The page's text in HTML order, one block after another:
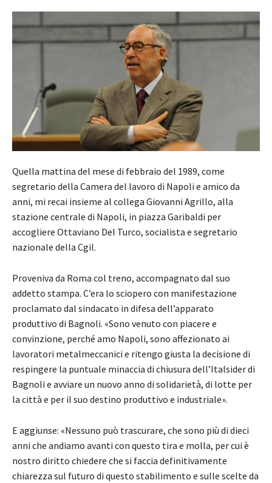
Quella mattina del mese di febbraio del 1989, come
segretario della Camera del lavoro di Napoli e amico da
anni, mi recai insieme al collega Giovanni Agrillo, alla
stazione centrale di Napoli, in piazza Garibaldi per
accogliere Ottaviano Del Turco, socialista e segretario
nazionale della Cgil.
Proveniva da Roma col treno, accompagnato dal suo
addetto stampa. C’era lo sciopero con manifestazione
proclamato dal sindacato in difesa dell’apparato
produttivo di Bagnoli. «Sono venuto con piacere e
convinzione, perché amo Napoli, sono affezionato ai
lavoratori metalmeccanici e ritengo giusta la decisione di
respingere la puntuale minaccia di chiusura dell’Italsider di
Bagnoli e avviare un nuovo anno di solidarietà, di lotte per
la città e per il suo destino produttivo e industriale».
E aggiunse: «Nessuno può trascurare, che sono più di dieci
anni che andiamo avanti con questo tira e molla, per cui è
nostro diritto chiedere che si faccia definitivamente
chiarezza sul futuro di questo stabilimento e sulle scelte da